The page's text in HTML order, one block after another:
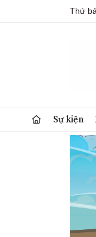
Thứ
Sự kiện